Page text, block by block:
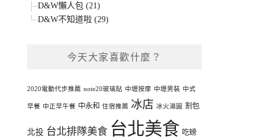
D&W懶人包 (21)
D&W不知道啦 (29)
今天大家喜歡什麼？
2020電動代步推薦 note20玻璃貼 中壢按摩 中壢男裝 中式
早餐 中正早午餐 中永和 住宿推薦 冰店 冰火湯圓 割包
北投 台北排隊美食 台北美食 吃螃